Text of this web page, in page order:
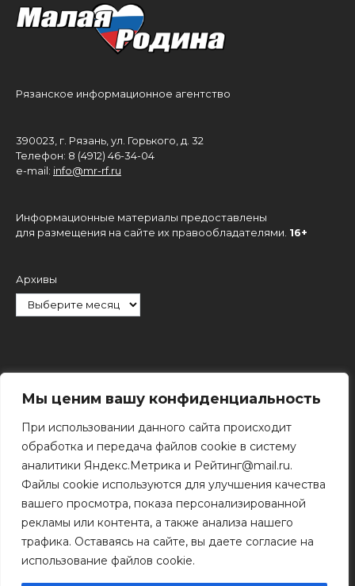
Мы ценим вашу конфиденциальность
При использовании данного сайта происходит
обработка и передача файлов cookie в систему
аналитики Яндекс.Метрика и Рейтинг@mail.ru.
Файлы cookie используются для улучшения качества
вашего просмотра, показа персонализированной
рекламы или контента, а также анализа нашего
трафика. Оставаясь на сайте, вы даете согласие на
использование файлов cookie.
Рязанское информационное агентство
390023, г. Рязань, ул. Горького, д. 32
Телефон: 8 (4912) 46-34-04
e-mail: info@mr-rf.ru
Информационные материалы предоставлены
для размещения на сайте их правообладателями. 16+
Архивы
Поиск